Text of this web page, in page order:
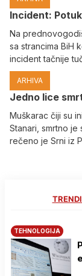
Incident:
Na
sa strancima BiH
incident tačnije
ARHIVA
Јedno lice
Muškarac čiji su
Stanari, smrtno je
rečeno je Srni iz
TEHNOLOGIJA